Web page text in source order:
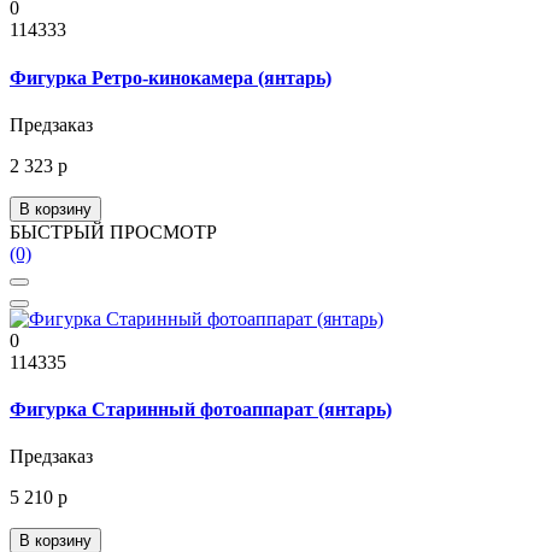
0
114333
Фигурка Ретро-кинокамера (янтарь)
Предзаказ
2 323 р
В корзину
БЫСТРЫЙ ПРОСМОТР
(0)
0
114335
Фигурка Старинный фотоаппарат (янтарь)
Предзаказ
5 210 р
В корзину